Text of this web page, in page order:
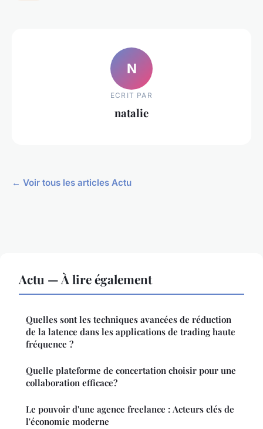
N
ECRIT PAR
natalie
← Voir tous les articles Actu
Actu — À lire également
Quelles sont les techniques avancées de réduction
de la latence dans les applications de trading haute
fréquence ?
Quelle plateforme de concertation choisir pour une
collaboration efficace?
Le pouvoir d'une agence freelance : Acteurs clés de
l'économie moderne